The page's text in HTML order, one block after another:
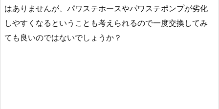
はありませんが、パワステホースやパワステポンプが劣化
しやすくなるということも考えられるので一度交換してみ
ても良いのではないでしょうか？